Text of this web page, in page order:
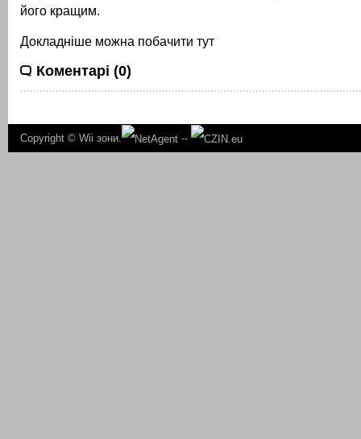
його кращим.
Докладніше можна побачити тут
Коментарі (0)
Copyright © Wii зони. --